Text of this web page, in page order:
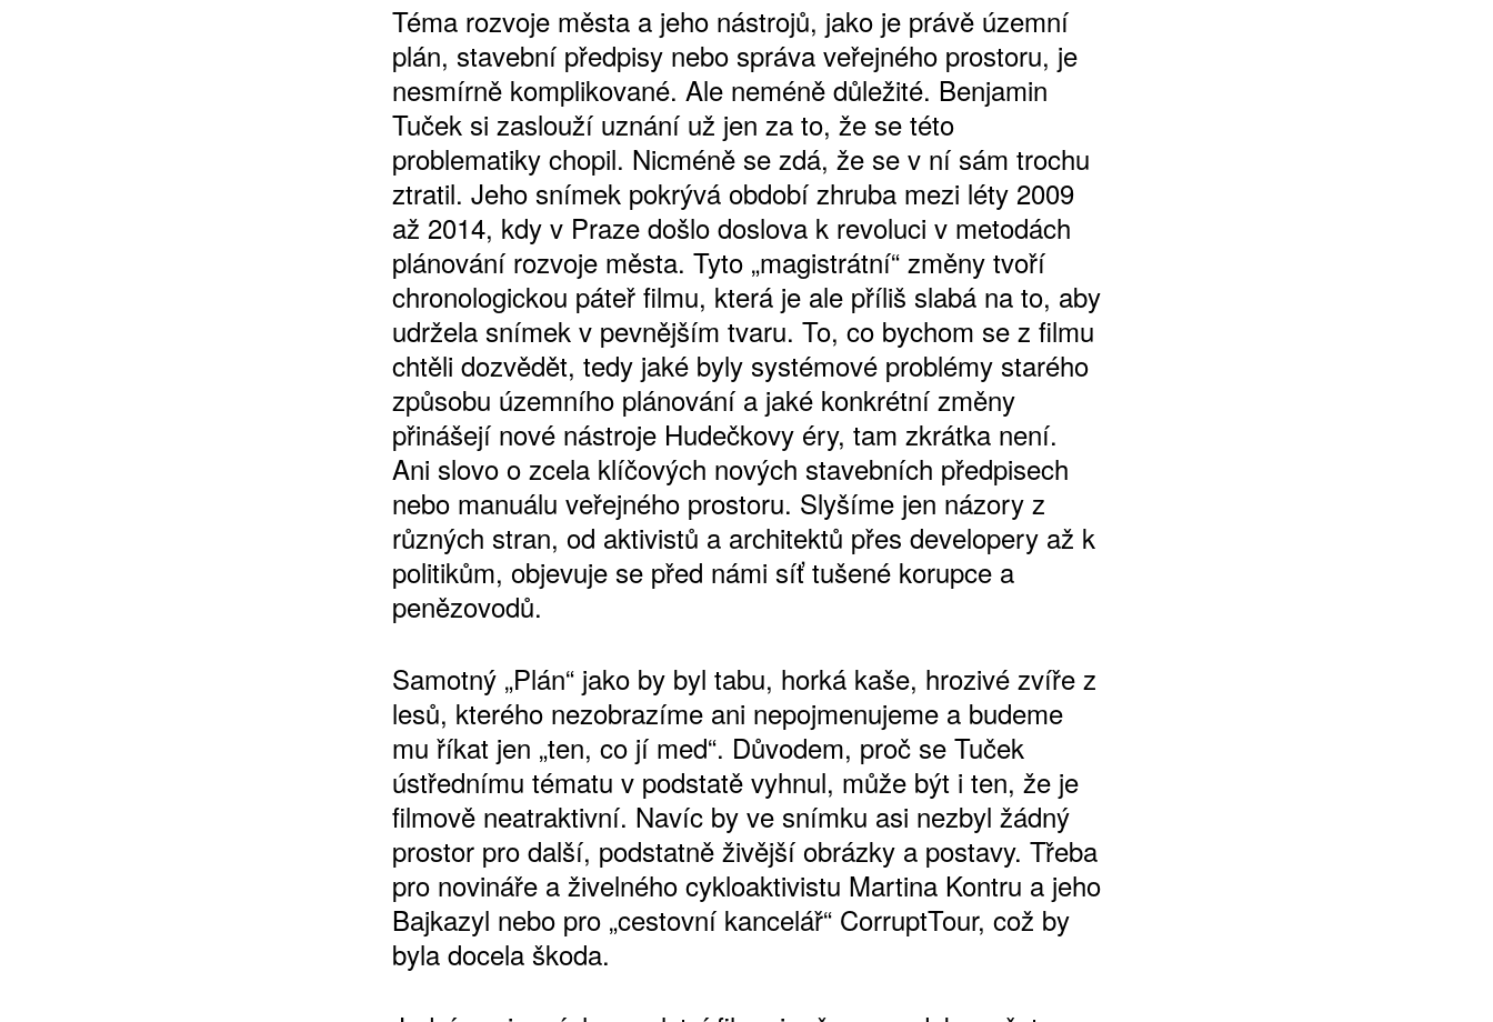
Téma rozvoje města a jeho nástrojů, jako je právě územní
plán, stavební předpisy nebo správa veřejného prostoru, je
nesmírně komplikované. Ale neméně důležité. Benjamin
Tuček si zaslouží uznání už jen za to, že se této
problematiky chopil. Nicméně se zdá, že se v ní sám trochu
ztratil. Jeho snímek pokrývá období zhruba mezi léty 2009
až 2014, kdy v Praze došlo doslova k revoluci v metodách
plánování rozvoje města. Tyto „magistrátní“ změny tvoří
chronologickou páteř filmu, která je ale příliš slabá na to, aby
udržela snímek v pevnějším tvaru. To, co bychom se z filmu
chtěli dozvědět, tedy jaké byly systémové problémy starého
způsobu územního plánování a jaké konkrétní změny
přinášejí nové nástroje Hudečkovy éry, tam zkrátka není.
Ani slovo o zcela klíčových nových stavebních předpisech
nebo manuálu veřejného prostoru. Slyšíme jen názory z
různých stran, od aktivistů a architektů přes developery až k
politikům, objevuje se před námi síť tušené korupce a
penězovodů.
Samotný „Plán“ jako by byl tabu, horká kaše, hrozivé zvíře z
lesů, kterého nezobrazíme ani nepojmenujeme a budeme
mu říkat jen „ten, co jí med“. Důvodem, proč se Tuček
ústřednímu tématu v podstatě vyhnul, může být i ten, že je
filmově neatraktivní. Navíc by ve snímku asi nezbyl žádný
prostor pro další, podstatně živější obrázky a postavy. Třeba
pro novináře a živelného cykloaktivistu Martina Kontru a jeho
Bajkazyl nebo pro „cestovní kancelář“ CorruptTour, což by
byla docela škoda.
ROČNÍ PŘEDPLATNÉ
10 TIŠTĚNÝCH ČÍSEL
365 DNÍ ONLINE VERZE
KOUPIT PŘEDPLATNÉ